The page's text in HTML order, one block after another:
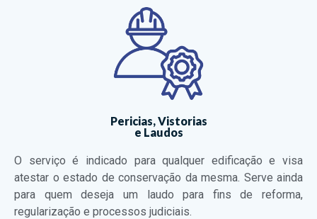
Pericias, Vistorias
e Laudos
O serviço é indicado para qualquer edificação e visa
atestar o estado de conservação da mesma. Serve ainda
para quem deseja um laudo para fins de reforma,
regularização e processos judiciais.